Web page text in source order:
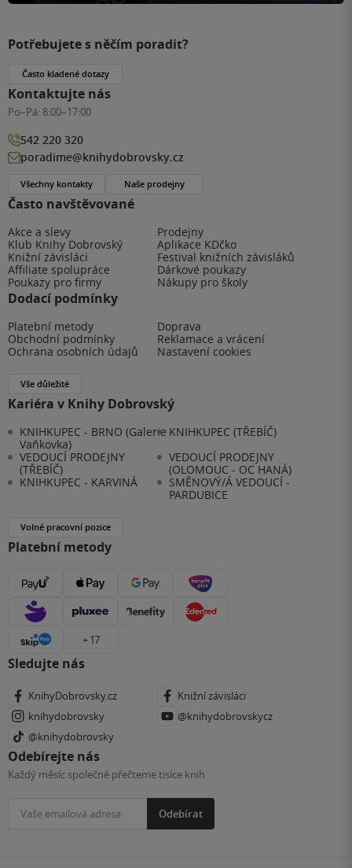
Často navštěvované
Akce a slevy
Prodejny
Klub Knihy Dobrovský
Aplikace KDčko
Knižní závisláci
Festival knižních závisláků
Affiliate spolupráce
Dárkové poukazy
Poukazy pro firmy
Nákupy pro školy
Dodací podmínky
Platební metody
Doprava
Obchodní podmínky
Reklamace a vrácení
Ochrana osobních údajů
Nastavení cookies
Vše důležité
Kariéra v Knihy Dobrovský
KNIHKUPEC - BRNO (Galerie
Vaňkovka)
KNIHKUPEC (TŘEBÍČ)
VEDOUCÍ PRODEJNY
(TŘEBÍČ)
VEDOUCÍ PRODEJNY
(OLOMOUC - OC HANÁ)
KNIHKUPEC - KARVINÁ
SMĚNOVÝ/Á VEDOUCÍ -
PARDUBICE
Volné pracovní pozice
Platební metody
+ 17
Sledujte nás
KnihyDobrovsky.cz
Knižní závisláci
knihydobrovsky
@knihydobrovskycz
@knihydobrovsky
Odebírejte nás
Každý měsíc společně přečteme tisíce knih
Odebírat
Potřebujete s něčím poradit?
Často kladené dotazy
Kontaktujte nás
Po–Pá: 8:00–17:00
542 220 320
poradime@knihydobrovsky.cz
Všechny kontakty Naše prodejny